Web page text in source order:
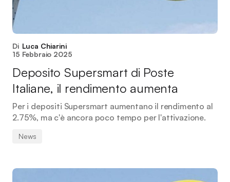
Di Luca Chiarini
15 Febbraio 2025
Deposito Supersmart di Poste
Italiane, il rendimento aumenta
Per i depositi Supersmart aumentano il rendimento al
2.75%, ma c'è ancora poco tempo per l'attivazione.
News